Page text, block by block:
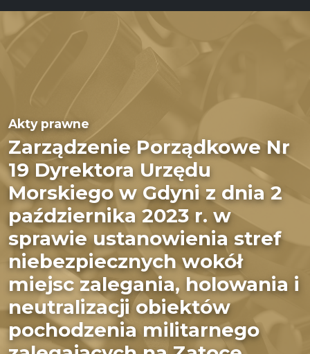
Akty prawne
Zarządzenie Porządkowe Nr
19 Dyrektora Urzędu
Morskiego w Gdyni z dnia 2
października 2023 r. w
sprawie ustanowienia stref
niebezpiecznych wokół
miejsc zalegania, holowania i
neutralizacji obiektów
pochodzenia militarnego